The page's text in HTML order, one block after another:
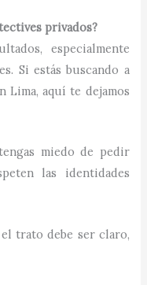
privados?
especialmente
Si estás buscando a
Lima, aquí te dejamos
miedo de pedir
las identidades
el trato debe ser claro,